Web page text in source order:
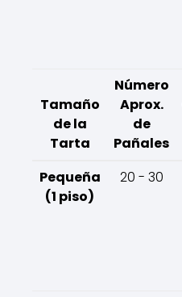
Tamaño
de la
Tarta
Número
Aprox.
de
Pañales
Pequeña
(1 piso)
20 - 30